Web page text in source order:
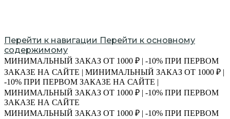
Перейти к навигации Перейти к основному
содержимому
МИНИМАЛЬНЫЙ ЗАКАЗ ОТ 1000 ₽ | -10% ПРИ ПЕРВОМ
ЗАКАЗЕ НА САЙТЕ | МИНИМАЛЬНЫЙ ЗАКАЗ ОТ 1000 ₽ |
-10% ПРИ ПЕРВОМ ЗАКАЗЕ НА САЙТЕ |
МИНИМАЛЬНЫЙ ЗАКАЗ ОТ 1000 ₽ | -10% ПРИ ПЕРВОМ
ЗАКАЗЕ НА САЙТЕ
МИНИМАЛЬНЫЙ ЗАКАЗ ОТ 1000 ₽ | -10% ПРИ ПЕРВОМ